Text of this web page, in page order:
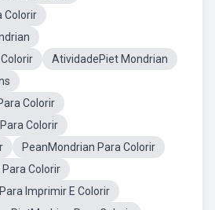
Colorir
AtividadePiet Mondrian
Colorir
Colorir
PeanMondrian Para Colorir
Colorir
Imprimir E Colorir